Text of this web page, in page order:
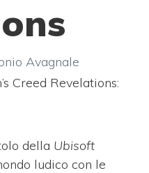
Avagnale
Creed Revelations:
della Ubisoft
ludico con le